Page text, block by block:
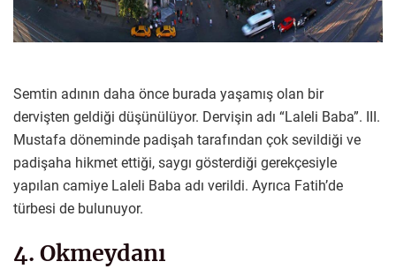
Semtin adının daha önce burada yaşamış olan bir
dervişten geldiği düşünülüyor. Dervişin adı “Laleli Baba”. III.
Mustafa döneminde padişah tarafından çok sevildiği ve
padişaha hikmet ettiği, saygı gösterdiği gerekçesiyle
yapılan camiye Laleli Baba adı verildi. Ayrıca Fatih’de
türbesi de bulunuyor.
4. Okmeydanı